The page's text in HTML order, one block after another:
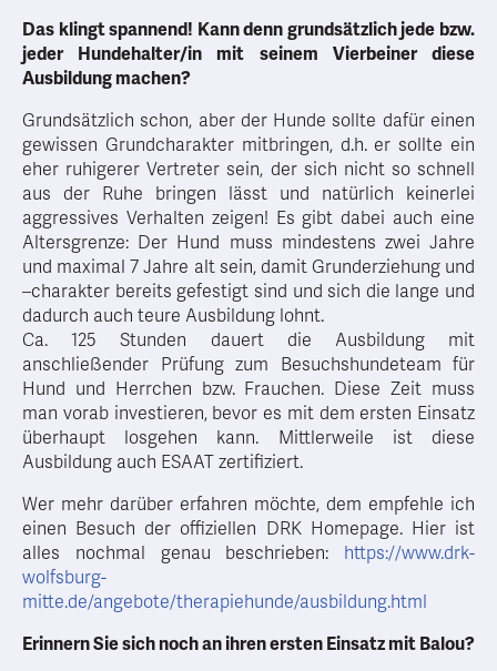
Das klingt spannend! Kann denn grundsätzlich jede bzw.
jeder Hundehalter/in mit seinem Vierbeiner diese
Ausbildung machen?
Grundsätzlich schon, aber der Hunde sollte dafür einen
gewissen Grundcharakter mitbringen, d.h. er sollte ein
eher ruhigerer Vertreter sein, der sich nicht so schnell
aus der Ruhe bringen lässt und natürlich keinerlei
aggressives Verhalten zeigen! Es gibt dabei auch eine
Altersgrenze: Der Hund muss mindestens zwei Jahre
und maximal 7 Jahre alt sein, damit Grunderziehung und
–charakter bereits gefestigt sind und sich die lange und
dadurch auch teure Ausbildung lohnt.
Ca. 125 Stunden dauert die Ausbildung mit
anschließender Prüfung zum Besuchshundeteam für
Hund und Herrchen bzw. Frauchen. Diese Zeit muss
man vorab investieren, bevor es mit dem ersten Einsatz
überhaupt losgehen kann. Mittlerweile ist diese
Ausbildung auch ESAAT zertifiziert.
Wer mehr darüber erfahren möchte, dem empfehle ich
einen Besuch der offiziellen DRK Homepage. Hier ist
alles nochmal genau beschrieben: https://www.drk-
wolfsburg-
mitte.de/angebote/therapiehunde/ausbildung.html
Erinnern Sie sich noch an ihren ersten Einsatz mit Balou?